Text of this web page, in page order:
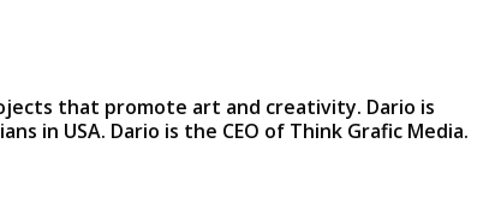
that promote art and creativity. Dario is
in USA. Dario is the CEO of Think Grafic Media.